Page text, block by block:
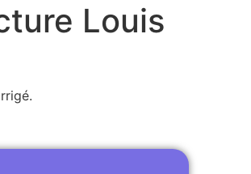
Louis